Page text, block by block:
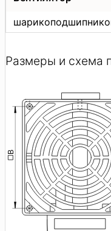
Размеры и схема